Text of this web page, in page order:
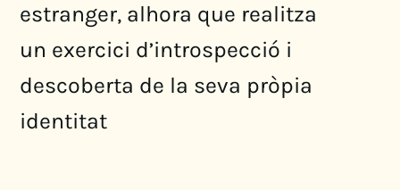
estranger, alhora que realitza
un exercici d’introspecció i
descoberta de la seva pròpia
identitat